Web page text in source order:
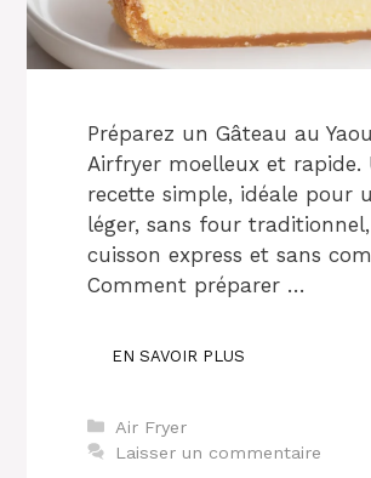
Préparez un Gâteau au
Airfryer moelleux et rapide.
recette simple, idéale pour
léger, sans four
cuisson express et sans
Comment préparer …
EN SAVOIR PLUS
Catégories
Air Fryer
Laisser un commentaire